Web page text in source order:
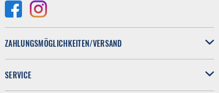
ZAHLUNGSMÖGLICHKEITEN/VERSAND
SERVICE